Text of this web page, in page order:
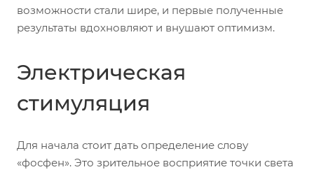
возможности стали шире, и первые полученные
результаты вдохновляют и внушают оптимизм.
Электрическая
стимуляция
Для начала стоит дать определение слову
«фосфен». Это зрительное восприятие точки света